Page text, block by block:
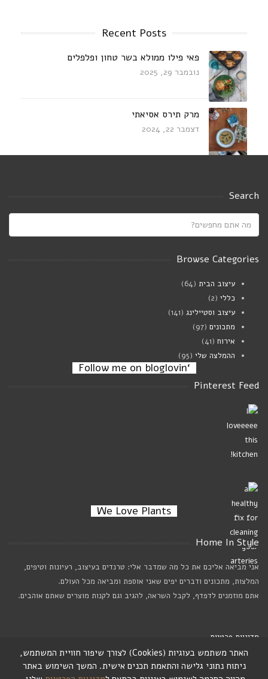
Recent Posts
פאי פילו ממולא בשר טחון ופלפלים
נובמבר 29, 2025
מרק תירס אסיאתי
דצמבר 22, 2024
Saucy white beans on toast
מרק פטריות וגריסי פנינה
‘Follow me on bloglovin
We Love Plants
Search
Browse Categories
עיצוב הבית (64)
כללי (2)
עיצוב וסטיילינג (141)
מתכונים (97)
אירוח (41)
ההמלצה שלי (95)
Pinterest Feed
Home In Style
אני מביאה אליכם את כל מה שמדבר אלי: טרנדים בעיצוב, רעיונות וטיפים,
המלצות, מתכונים ודברים יפים שאני אוספת ומביאה מכל העולם.
אתם מוזמנים לדפדף, לקבל השראה, להגיב וגם לקנות מוצרים שאתם אוהבים.
מדיניות פרטיות
האתר משתמש בעוגיות (Cookies) לצורך שיפור חוויית המשתמש,
ניתוח נתוני גלישה והתאמת תכנים אישית. המשך השימוש באתר